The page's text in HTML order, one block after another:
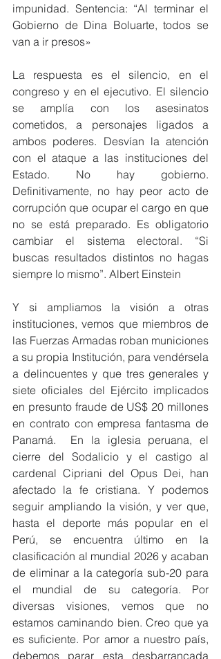
impunidad. Sentencia: “Al terminar el
Gobierno de Dina Boluarte, todos se
van a ir presos»
La respuesta es el silencio, en el
congreso y en el ejecutivo. El silencio
se amplía con los asesinatos
cometidos, a personajes ligados a
ambos poderes. Desvían la atención
con el ataque a las instituciones del
Estado. No hay gobierno.
Definitivamente, no hay peor acto de
corrupción que ocupar el cargo en que
no se está preparado. Es obligatorio
cambiar el sistema electoral. “Si
buscas resultados distintos no hagas
siempre lo mismo”. Albert Einstein
Y si ampliamos la visión a otras
instituciones, vemos que miembros de
las Fuerzas Armadas roban municiones
a su propia Institución, para vendérsela
a delincuentes y que tres generales y
siete oficiales del Ejército implicados
en presunto fraude de US$ 20 millones
en contrato con empresa fantasma de
Panamá.  En la iglesia peruana, el
cierre del Sodalicio y el castigo al
cardenal Cipriani del Opus Dei, han
afectado la fe cristiana. Y podemos
seguir ampliando la visión, y ver que,
hasta el deporte más popular en el
Perú, se encuentra último en la
clasificación al mundial 2026 y acaban
de eliminar a la categoría sub-20 para
el mundial de su categoría. Por
diversas visiones, vemos que no
estamos caminando bien. Creo que ya
es suficiente. Por amor a nuestro país,
debemos parar esta desbarrancada